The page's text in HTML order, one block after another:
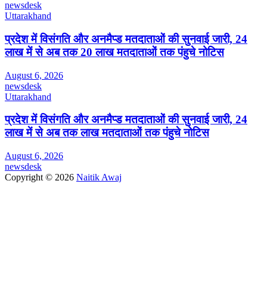
newsdesk
Uttarakhand
प्रदेश में विसंगति और अनमैप्ड मतदाताओं की सुनवाई जारी, 24
लाख में से अब तक 20 लाख मतदाताओं तक पंहुचे नोटिस
August 6, 2026
newsdesk
Uttarakhand
प्रदेश में विसंगति और अनमैप्ड मतदाताओं की सुनवाई जारी, 24
लाख में से अब तक लाख मतदाताओं तक पंहुचे नोटिस
August 6, 2026
newsdesk
Copyright © 2026 Naitik Awaj